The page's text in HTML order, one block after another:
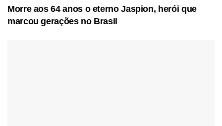
Morre aos 64 anos o eterno Jaspion, herói que
marcou gerações no Brasil